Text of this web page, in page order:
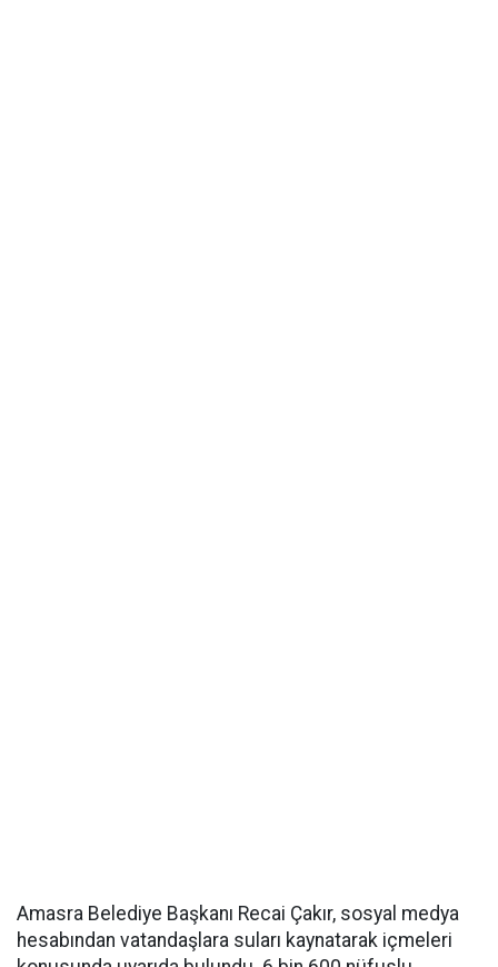
Amasra Belediye Başkanı Recai Çakır, sosyal medya
hesabından vatandaşlara suları kaynatarak içmeleri